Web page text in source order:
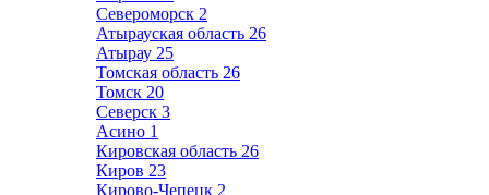
Североморск 2
Атырауская область 26
Атырау 25
Томская область 26
Томск 20
Северск 3
Асино 1
Кировская область 26
Киров 23
Кирово-Чепецк 2